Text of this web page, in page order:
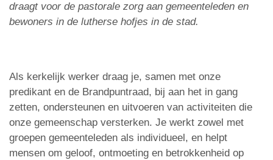
draagt voor de pastorale zorg aan gemeenteleden en
bewoners in de lutherse hofjes in de stad.
Als kerkelijk werker draag je, samen met onze
predikant en de Brandpuntraad, bij aan het in gang
zetten, ondersteunen en uitvoeren van activiteiten die
onze gemeenschap versterken. Je werkt zowel met
groepen gemeenteleden als individueel, en helpt
mensen om geloof, ontmoeting en betrokkenheid op